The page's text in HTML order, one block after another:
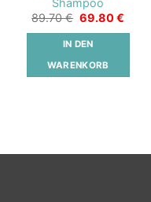
89.70€ Ursprünglicher
war:
89.70 €
69.80€
IN DEN
WARENKORB